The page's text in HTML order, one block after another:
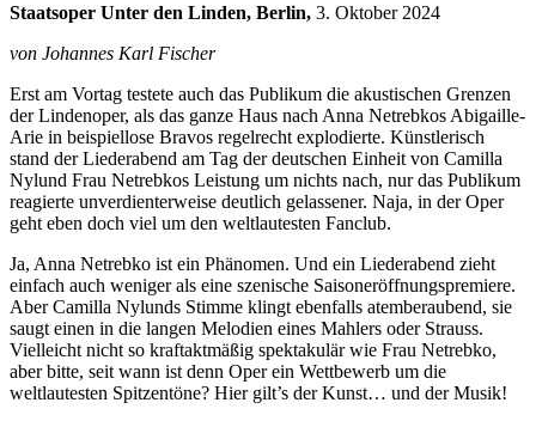
Staatsoper Unter den Linden, Berlin, 3. Oktober 2024
von Johannes Karl Fischer
Erst am Vortag testete auch das Publikum die akustischen Grenzen
der Lindenoper, als das ganze Haus nach Anna Netrebkos Abigaille-
Arie in beispiellose Bravos regelrecht explodierte. Künstlerisch
stand der Liederabend am Tag der deutschen Einheit von Camilla
Nylund Frau Netrebkos Leistung um nichts nach, nur das Publikum
reagierte unverdienterweise deutlich gelassener. Naja, in der Oper
geht eben doch viel um den weltlautesten Fanclub.
Ja, Anna Netrebko ist ein Phänomen. Und ein Liederabend zieht
einfach auch weniger als eine szenische Saisoneröffnungspremiere.
Aber Camilla Nylunds Stimme klingt ebenfalls atemberaubend, sie
saugt einen in die langen Melodien eines Mahlers oder Strauss.
Vielleicht nicht so kraftaktmäßig spektakulär wie Frau Netrebko,
aber bitte, seit wann ist denn Oper ein Wettbewerb um die
weltlautesten Spitzentöne? Hier gilt’s der Kunst… und der Musik!